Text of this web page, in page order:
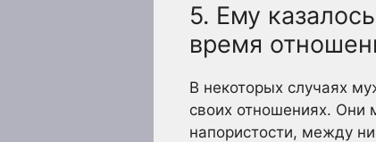
5. Ему
время
В некоторых случаях
своих отношениях. Они
напористости, между